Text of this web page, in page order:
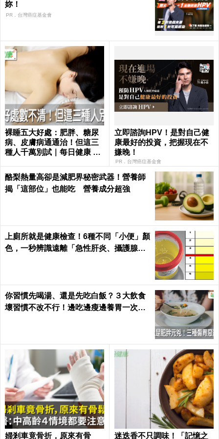
妳！
PR．台灣癌症基金會
裸睡五大好處：肥胖、糖尿
病、皮膚病通通治！但這三
種人千萬別試｜每日健康 He
立即諮詢HPV！是對自己健
康最好的投資，把握現在不
嫌晚！
PR．台灣癌症基金會
酪梨熱量高卻是減肥界秘密武器！營養師
揭「這部位」也能吃 營養成分超強
上廁所就是健康檢查！6種不同「小便」顏
色，一秒辨識遠離「急性肝炎、攝護腺肥
你習慣先喝湯、還是先吃白飯？３大飲食
壞習慣不改不行！邊吃邊瘦邊養胃一次做
婦剎車竟骨折，原來有骨 迷迭香不只調味！「記憶之